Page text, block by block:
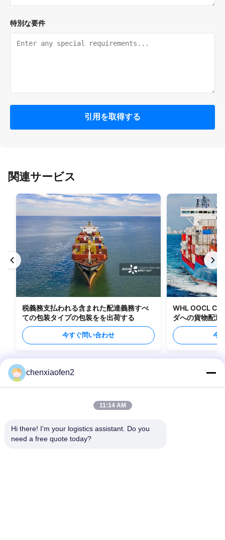
特別な要件
引用を取得する
関連サービス
税義務支払われる含まれた配達義務すべ
ての包装タイプの包装をを出荷する
今すぐ問い合わせ
WHL OOCL
ダへの貨物配送
今
chenxiaofen2
11:14 AM
Hi there! I'm your logistics assistant. Do you
need a free quote today?